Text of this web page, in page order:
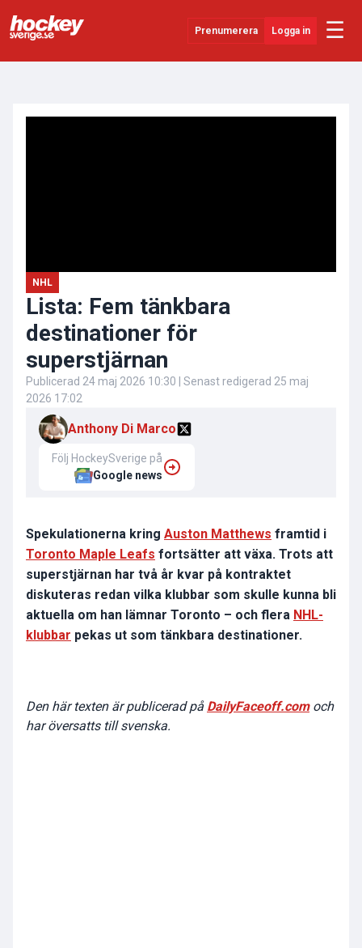
Prenumerera Logga in ☰
NHL
Lista: Fem tänkbara
destinationer för
superstjärnan
Publicerad 24 maj 2026 10:30 | Senast redigerad 25 maj
2026 17:02
Anthony Di Marco
Följ HockeySverige på
Google news
Spekulationerna kring Auston Matthews framtid i
Toronto Maple Leafs fortsätter att växa. Trots att
superstjärnan har två år kvar på kontraktet
diskuteras redan vilka klubbar som skulle kunna bli
aktuella om han lämnar Toronto – och flera NHL-
klubbar pekas ut som tänkbara destinationer.
Den här texten är publicerad på DailyFaceoff.comoch
har översatts till svenska.